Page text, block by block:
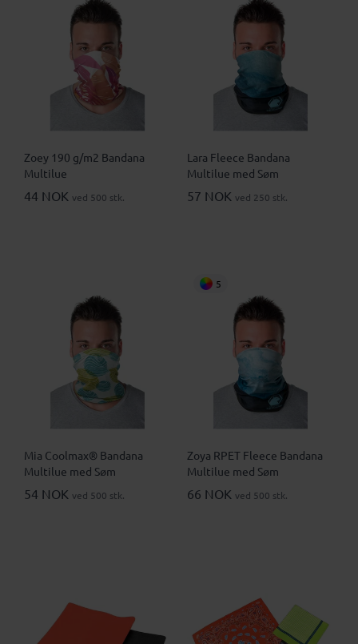
Zoey 190 g/m2 Bandana
Multilue
44 NOK ved 500 stk.
Lara Fleece Bandana
Multilue med Søm
57 NOK ved 250 stk.
Mia Coolmax® Bandana
Multilue med Søm
54 NOK ved 500 stk.
5
Zoya RPET Fleece Bandana
Multilue med Søm
66 NOK ved 500 stk.